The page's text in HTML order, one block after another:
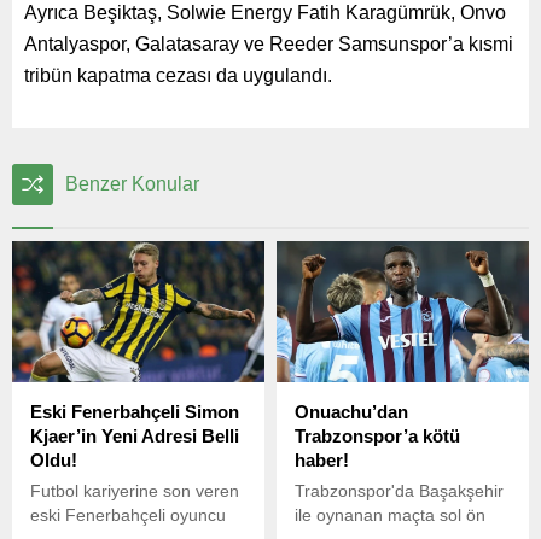
Ayrıca Beşiktaş, Solwie Energy Fatih Karagümrük, Onvo
Antalyaspor, Galatasaray ve Reeder Samsunspor’a kısmi
tribün kapatma cezası da uygulandı.
Benzer Konular
Eski Fenerbahçeli Simon
Kjaer’in Yeni Adresi Belli
Oldu!
Futbol kariyerine son veren
eski Fenerbahçeli oyuncu
Onuachu’dan
Trabzonspor’a kötü
haber!
Trabzonspor'da Başakşehir
ile oynanan maçta sol ön